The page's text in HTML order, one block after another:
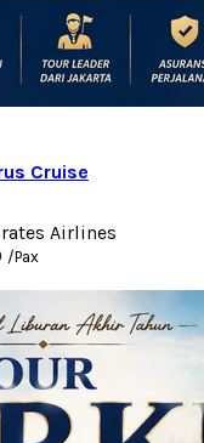
Cruise
Airlines
/Pax